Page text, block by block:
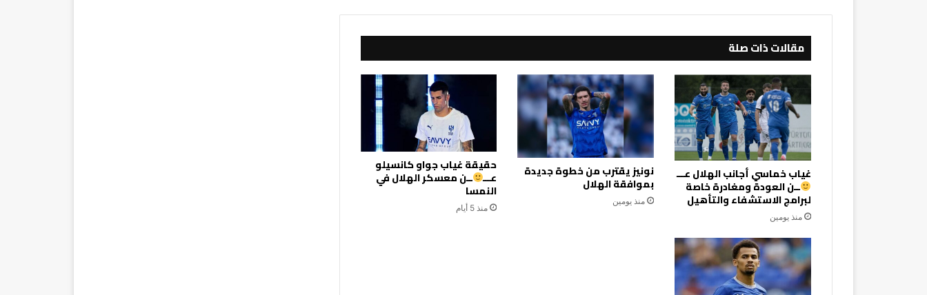
مقالات ذات صلة
غياب خماسي أجانب الهلال عـــ
ــن العودة ومغادرة خاصة
لبرامج الاستشفاء والتأهيل
منذ يومين
نونيز يقترب من خطوة جديدة
بموافقة الهلال
منذ يومين
حقيقة غياب جواو كانسيلو
عـــ ــن معسكر الهلال في
النمسا
منذ 5 أيام